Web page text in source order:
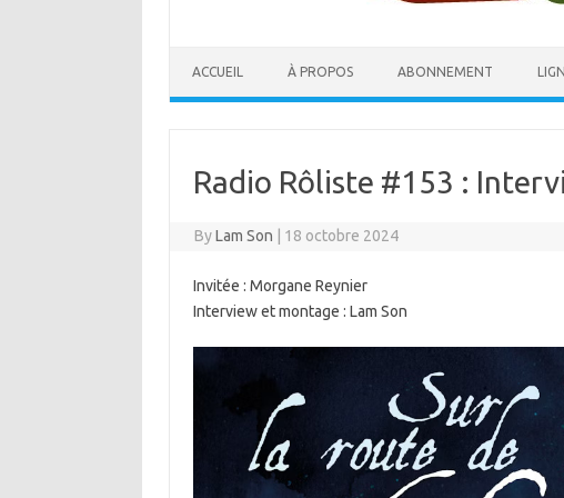
ACCUEIL À PROPOS ABONNEMENT
Radio Rôliste #153 :
ByLam Son 18 octobre 2024
Invitée : Morgane Reynier
Interview et montage : Lam Son